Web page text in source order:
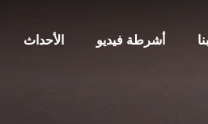
الأحداث أشرطة فيديو